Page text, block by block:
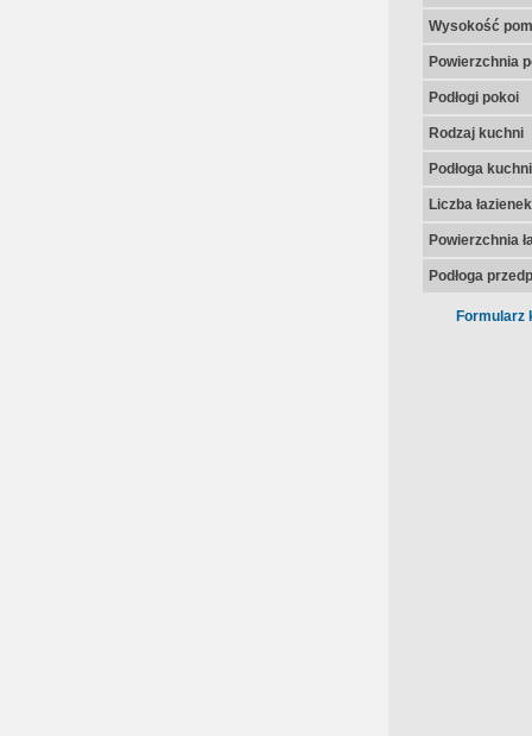
Wysokość
Powierzchnia
Podłogi pokoi
Rodzaj kuchni
Podłoga kuchni
Liczba łazienek
Powierzchnia
Podłoga
Formularz